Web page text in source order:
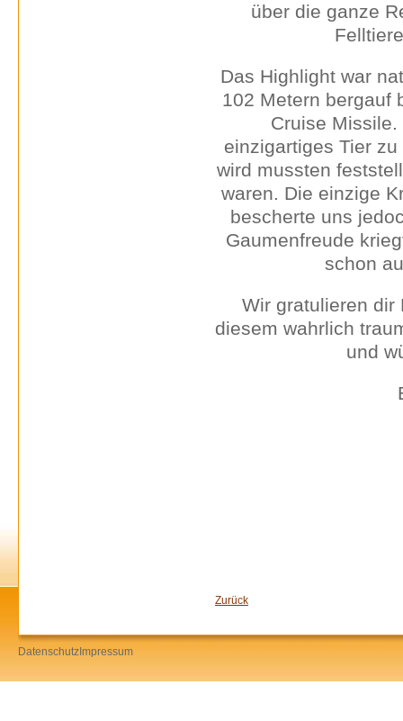
über die ganze
Das Highlight war
102 Metern bergauf
Cruise
einzigartiges Tier
wird mussten
waren. Die einzige
bescherte uns
Gaumenfreude
schon
Wir gratulieren dir
diesem wahrlich
und
Zurück
Datenschutz Impressum